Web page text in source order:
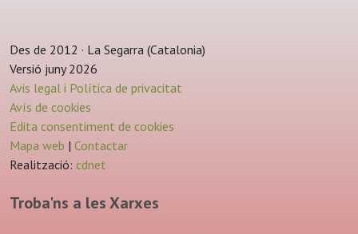
Des de 2012 · La Segarra (Catalonia)
Versió juny 2026
Avis legal i Política de privacitat
Avís de cookies
Edita consentiment de cookies
Mapa web | Contactar
Realització: cdnet
Troba'ns a les Xarxes